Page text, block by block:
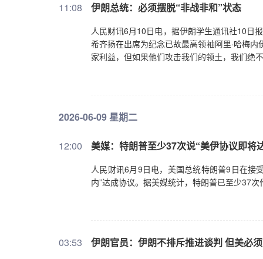
11:08 伊朗总统：必须摆脱“非战非和”状态
人民财讯6月10日电，据伊朗学生通讯社10日
希齐扬在出席为纪念已故最高领袖阿里·哈梅
家利益，但如果他们攻击我们的领土，我们绝
2026-06-09 星期二
12:00 美媒：特朗普至少37次说“美伊协议即将
人民财讯6月9日电，美国总统特朗普9日在接
内”达成协议。据美媒统计，特朗普已至少37
03:53 伊朗官员：伊朗不排斥推进谈判 但美必